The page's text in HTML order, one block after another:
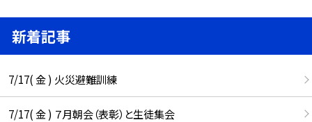
新着記事
7/17( 金 ) 火災避難訓練
7/17( 金 ) ７月朝会（表彰）と生徒集会